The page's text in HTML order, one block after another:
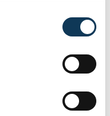
érte, egy
a